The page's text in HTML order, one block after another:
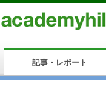
記事・レポート